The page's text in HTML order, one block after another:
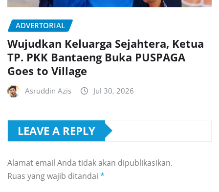
ADVERTORIAL
Wujudkan Keluarga Sejahtera, Ketua
TP. PKK Bantaeng Buka PUSPAGA
Goes to Village
Asruddin Azis Jul 30, 2026
LEAVE A REPLY
Alamat email Anda tidak akan dipublikasikan.
Ruas yang wajib ditandai *